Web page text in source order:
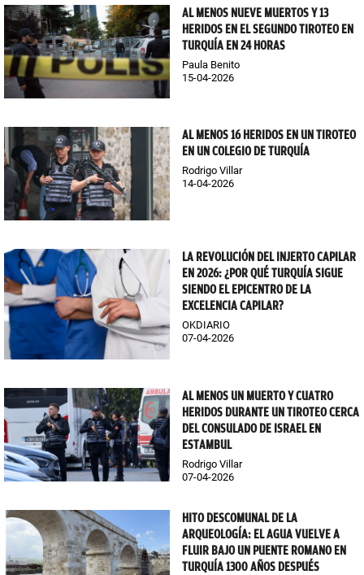
AL MENOS NUEVE MUERTOS Y 13
HERIDOS EN EL SEGUNDO TIROTEO EN
TURQUÍA EN 24 HORAS
Paula Benito
15-04-2026
AL MENOS 16 HERIDOS EN UN TIROTEO
EN UN COLEGIO DE TURQUÍA
Rodrigo Villar
14-04-2026
LA REVOLUCIÓN DEL INJERTO CAPILAR
EN 2026: ¿POR QUÉ TURQUÍA SIGUE
SIENDO EL EPICENTRO DE LA
EXCELENCIA CAPILAR?
OKDIARIO
07-04-2026
AL MENOS UN MUERTO Y CUATRO
HERIDOS DURANTE UN TIROTEO CERCA
DEL CONSULADO DE ISRAEL EN
ESTAMBUL
Rodrigo Villar
07-04-2026
HITO DESCOMUNAL DE LA
ARQUEOLOGÍA: EL AGUA VUELVE A
FLUIR BAJO UN PUENTE ROMANO EN
TURQUÍA 1300 AÑOS DESPUÉS